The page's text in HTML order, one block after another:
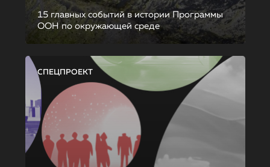
15 главных событий в истории Программы
ООН по окружающей среде
СПЕЦПРОЕКТ